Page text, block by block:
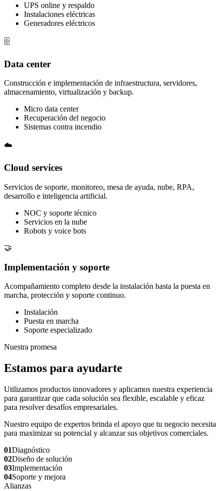
UPS online y respaldo
Instalaciones eléctricas
Generadores eléctricos
🗄️
Data center
Construcción e implementación de infraestructura, servidores,
almacenamiento, virtualización y backup.
Micro data center
Recuperación del negocio
Sistemas contra incendio
☁️
Cloud services
Servicios de soporte, monitoreo, mesa de ayuda, nube, RPA,
desarrollo e inteligencia artificial.
NOC y soporte técnico
Servicios en la nube
Robots y voice bots
🤝
Implementación y soporte
Acompañamiento completo desde la instalación hasta la puesta en
marcha, protección y soporte continuo.
Instalación
Puesta en marcha
Soporte especializado
Nuestra promesa
Estamos para ayudarte
Utilizamos productos innovadores y aplicamos nuestra experiencia
para garantizar que cada solución sea flexible, escalable y eficaz
para resolver desafíos empresariales.
Nuestro equipo de expertos brinda el apoyo que tu negocio necesita
para maximizar su potencial y alcanzar sus objetivos comerciales.
01Diagnóstico
02Diseño de solución
03Implementación
04Soporte y mejora
Alianzas